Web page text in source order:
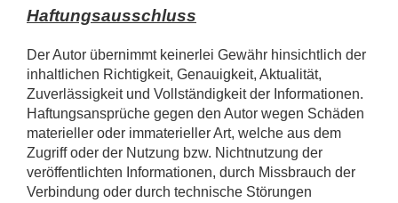
Haftungsausschluss
Der Autor übernimmt keinerlei Gewähr hinsichtlich der
inhaltlichen Richtigkeit, Genauigkeit, Aktualität,
Zuverlässigkeit und Vollständigkeit der Informationen.
Haftungsansprüche gegen den Autor wegen Schäden
materieller oder immaterieller Art, welche aus dem
Zugriff oder der Nutzung bzw. Nichtnutzung der
veröffentlichten Informationen, durch Missbrauch der
Verbindung oder durch technische Störungen